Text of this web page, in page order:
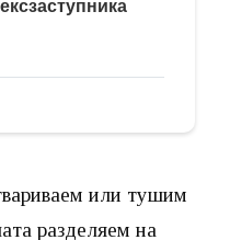
или тушим
разделяем на